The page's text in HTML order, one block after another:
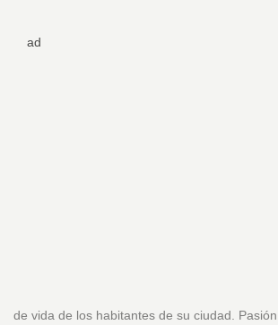
ad
de vida de los habitantes de su ciudad.